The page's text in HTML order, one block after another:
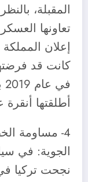
المقبلة،
تعاونها
إعلان
كانت قد
أطلقتها
4- مساومة
الجوية: في
نجحت تركيا